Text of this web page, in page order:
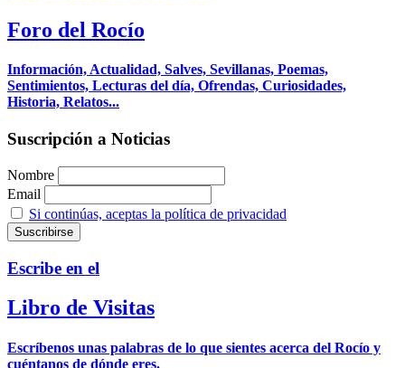
Foro del Rocío
Información, Actualidad, Salves, Sevillanas, Poemas,
Sentimientos, Lecturas del día, Ofrendas, Curiosidades,
Historia, Relatos...
Suscripción a Noticias
Nombre
Email
Si continúas, aceptas la política de privacidad
Escribe en el
Libro de Visitas
Escríbenos unas palabras de lo que sientes acerca del Rocío y
cuéntanos de dónde eres.